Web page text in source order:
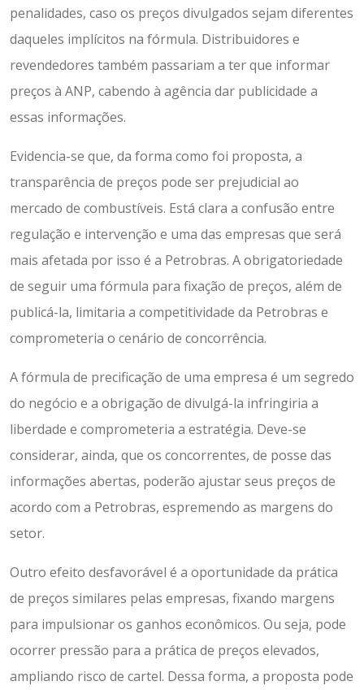
penalidades, caso os preços divulgados sejam diferentes
daqueles implícitos na fórmula. Distribuidores e
revendedores também passariam a ter que informar
preços à ANP, cabendo à agência dar publicidade a
essas informações.
Evidencia-se que, da forma como foi proposta, a
transparência de preços pode ser prejudicial ao
mercado de combustíveis. Está clara a confusão entre
regulação e intervenção e uma das empresas que será
mais afetada por isso é a Petrobras. A obrigatoriedade
de seguir uma fórmula para fixação de preços, além de
publicá-la, limitaria a competitividade da Petrobras e
comprometeria o cenário de concorrência.
A fórmula de precificação de uma empresa é um segredo
do negócio e a obrigação de divulgá-la infringiria a
liberdade e comprometeria a estratégia. Deve-se
considerar, ainda, que os concorrentes, de posse das
informações abertas, poderão ajustar seus preços de
acordo com a Petrobras, espremendo as margens do
setor.
Outro efeito desfavorável é a oportunidade da prática
de preços similares pelas empresas, fixando margens
para impulsionar os ganhos econômicos. Ou seja, pode
ocorrer pressão para a prática de preços elevados,
ampliando risco de cartel. Dessa forma, a proposta pode